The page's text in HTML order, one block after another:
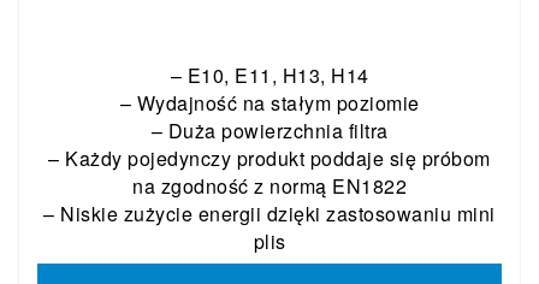
– E10, E11, H13, H14
– Wydajność na stałym poziomie
– Duża powierzchnia filtra
– Każdy pojedynczy produkt poddaje się próbom
na zgodność z normą EN1822
– Niskie zużycie energii dzięki zastosowaniu mini
plis